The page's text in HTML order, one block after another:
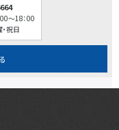
～18：00
祝日